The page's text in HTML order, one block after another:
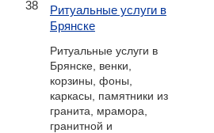
38
Ритуальные услуги в
Брянске
Ритуальные услуги в
Брянске, венки,
корзины, фоны,
каркасы, памятники из
гранита, мрамора,
гранитной и